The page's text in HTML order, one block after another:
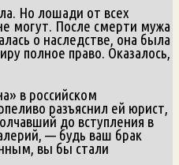
Но лошади от всех
могут. После смерти мужа
о наследстве, она была
полное право. Оказалось,
в российском
разъяснил ей юрист,
до вступления в
— будь ваш брак
вы бы стали